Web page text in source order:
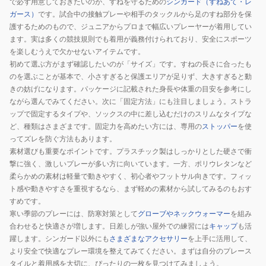
ガース） です。試合中の接触プレーや相手のタックルから足のすね部分を保
護するためのもので、ジュニアからプロまで幅広いプレーヤーが着用してい
ます。実は多くの競技規則でも着用が義務付けられており、安全にスポーツ
を楽しむうえで欠かせないアイテムです。
初めて選ぶ方がまず確認したいのが「サイズ」です。すねの長さに合ったも
のを選ぶことが基本で、小さすぎると保護エリアが足りず、大きすぎると動
きの妨げになります。パッケージに記載された身長や体重の目安を参考にし
ながら選んでみてください。次に「固定方法」にも注目しましょう。ストラ
ップで固定するタイプや、ソックスの中に差し込むだけのスリムなタイプな
ど、種類はさまざまです。固定力を高めたい方には、専用のストッパーを使
ってズレを防ぐ方法もあります。
素材選びも重要なポイントです。プラスチック製はしっかりとした硬さで衝
撃に強く、激しいプレーが多い方に向いています。一方、ポリウレタンなど
柔らかめの素材は軽量で動きやすく、初心者やフットサル向きです。フィッ
ト感や動きやすさを重視するなら、まず軽めの素材から試してみるのもおす
すめです。
寒い季節のプレーには、防寒対策としてグローブやネックウォーマーを組み
合わせると快適さが増します。日差しが強い屋外での練習にはキャップも活
躍します。シンガード以外にも さまざまなアクセサリーを上手に活用して、
より安全で快適なプレー環境を整えてみてください。まずは自分のプレース
タイルと着用感を大切に、ぴったりの一枚を見つけてみましょう。